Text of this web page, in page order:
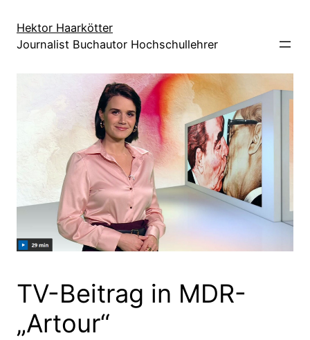
zum
Inhalt
Hektor Haarkötter
Journalist Buchautor Hochschullehrer
TV-Beitrag in MDR-
„Artour“